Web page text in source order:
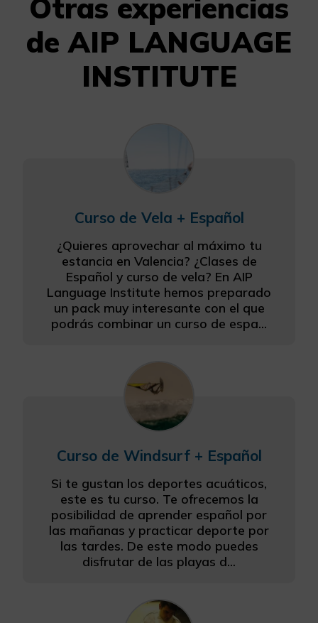
Otras experiencias
de AIP LANGUAGE
INSTITUTE
Curso de Vela + Español
¿Quieres aprovechar al máximo tu
estancia en Valencia? ¿Clases de
Español y curso de vela? En AIP
Language Institute hemos preparado
un pack muy interesante con el que
podrás combinar un curso de espa...
Curso de Windsurf + Español
Si te gustan los deportes acuáticos,
este es tu curso. Te ofrecemos la
posibilidad de aprender español por
las mañanas y practicar deporte por
las tardes. De este modo puedes
disfrutar de las playas d...